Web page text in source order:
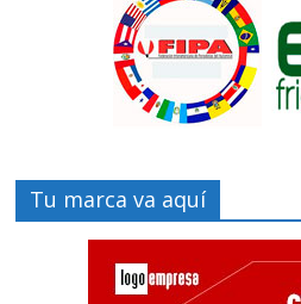
Tu marca va aquí